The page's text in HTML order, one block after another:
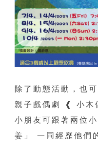
除了動態活動，也
親子戲偶劇 ❰ 小木
小朋友可跟著兩位
姜」 一同經歷他們